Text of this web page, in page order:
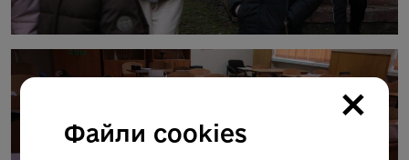
×
Файли cookies